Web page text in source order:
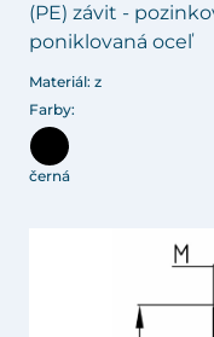
(PE) závit -
poniklovaná oceľ
Materiál: z
Farby:
černá